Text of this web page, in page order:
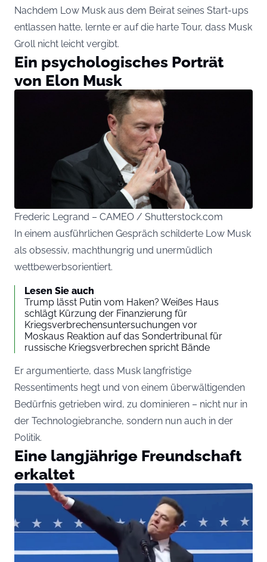
Nachdem Low Musk aus dem Beirat seines Start-ups
entlassen hatte, lernte er auf die harte Tour, dass Musk
Groll nicht leicht vergibt.
Ein psychologisches Porträt
von Elon Musk
Frederic Legrand – CAMEO / Shutterstock.com
In einem ausführlichen Gespräch schilderte Low Musk
als obsessiv, machthungrig und unermüdlich
wettbewerbsorientiert.
Lesen Sie auch
Trump lässt Putin vom Haken? Weißes Haus
schlägt Kürzung der Finanzierung für
Kriegsverbrechensuntersuchungen vor
Moskaus Reaktion auf das Sondertribunal für
russische Kriegsverbrechen spricht Bände
Er argumentierte, dass Musk langfristige
Ressentiments hegt und von einem überwältigenden
Bedürfnis getrieben wird, zu dominieren – nicht nur in
der Technologiebranche, sondern nun auch in der
Politik.
Eine langjährige Freundschaft
erkaltet